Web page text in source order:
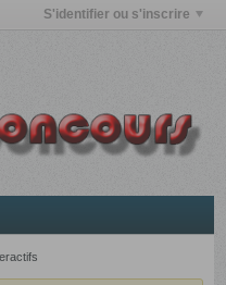
S'identifier ou s'inscrire